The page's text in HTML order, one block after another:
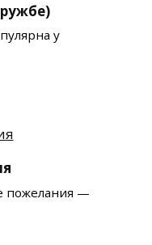
у
пожелания —